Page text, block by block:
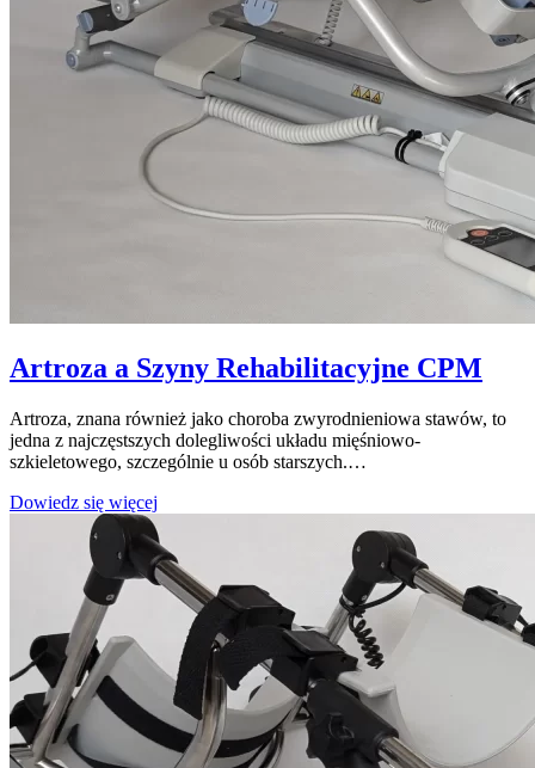
Artroza a Szyny Rehabilitacyjne CPM
Artroza, znana również jako choroba zwyrodnieniowa stawów, to
jedna z najczęstszych dolegliwości układu mięśniowo-
szkieletowego, szczególnie u osób starszych.…
Dowiedz się więcej
Szyny
Rehabilitacyjne
CPM